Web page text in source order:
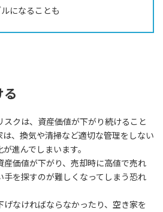
になることも
る
スクは、資産価値が下がり続けること
、換気や清掃など適切な管理をしない
進んでしまいます。
価値が下がり、売却時に高値で売れ
手を探すのが難しくなってしまう恐れ
げなければならなかったり、空き家を